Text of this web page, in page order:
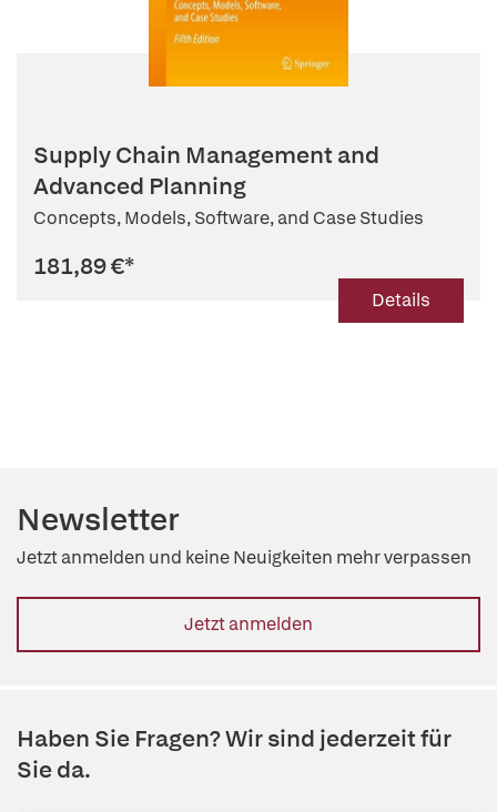
Supply Chain Management and
Advanced Planning
Concepts, Models, Software, and Case Studies
181,89 €*
Details
Newsletter
Jetzt anmelden und keine Neuigkeiten mehr verpassen
Jetzt anmelden
Haben Sie Fragen? Wir sind jederzeit für
Sie da.